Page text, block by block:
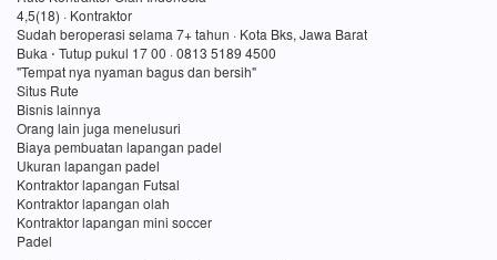
4,5(18) · Kontraktor
Sudah beroperasi selama 7+ tahun · Kota Bks, Jawa Barat
Buka ⋅ Tutup pukul 17 00 · 0813 5189 4500
"Tempat nya nyaman bagus dan bersih"
Situs Rute
Bisnis lainnya
Orang lain juga menelusuri
Biaya pembuatan lapangan padel
Ukuran lapangan padel
Kontraktor lapangan Futsal
Kontraktor lapangan olah
Kontraktor lapangan mini soccer
Padel